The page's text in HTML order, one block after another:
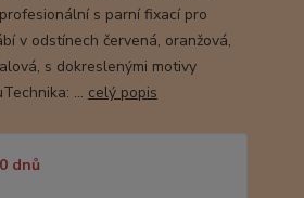
s parní fixací pro
v odstínech červená, oranžová,
s dokreslenými motivy
... celý popis
dnů